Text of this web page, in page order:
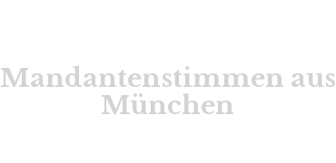
Mandantenstimmen aus
München